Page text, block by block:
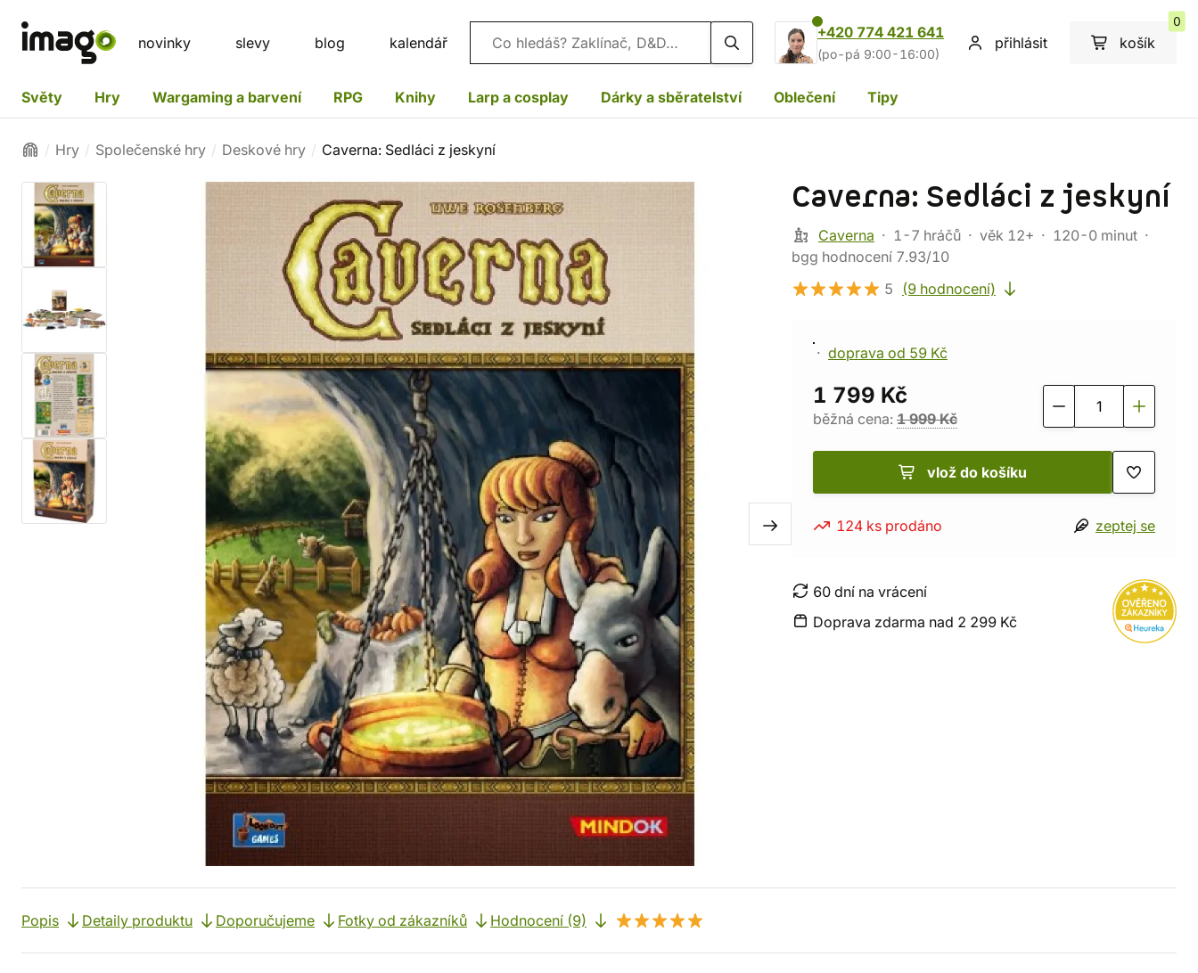
novinky slevy blog kalendář Vyhledávání
+420 774 421 641
(po-pá 9:00-16:00)
přihlásit košík
0
Světy Hry Wargaming a barvení RPG Knihy Larp a cosplay Dárky a sběratelství Oblečení Tipy
Hry Společenské hry Deskové hry Caverna: Sedláci z jeskyní
Caverna: Sedláci z jeskyní
Caverna 1-7 hráčů věk 12+
120-0 minut
bgg hodnocení 7.93/10
5
(9 hodnocení)
doprava od 59 Kč
1 799 Kč
běžná cena: 1 999 Kč
vlož do košíku
124 ks prodáno zeptej se
60 dní na vrácení
Doprava zdarma nad 2 299 Kč
Popis Detaily produktu Doporučujeme Fotky od zákazníků Hodnocení (9)